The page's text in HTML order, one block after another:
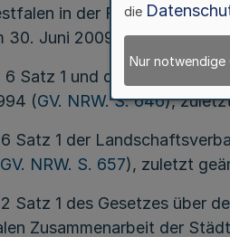
in der Fassung der
30. Juni 2009 (GV. NRW. S.
Satz 1 und des § 31 Satz 1
(GV. NRW. S. 646),
Satz 1 der
GV. NRW. S. 657), zuletzt
Satz 1 des Gesetzes über
Zusammenarbeit der
die
Nur notwendige